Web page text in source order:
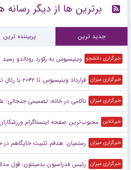
برترین ها از دیگر
جدید ترین پربیننده ترین
خبرگزاری دانشجو وینیسیوس به رکورد رونالدو رسید
خبرگزاری میزان قرارداد وینیسیوس تا ۲۰۳۲ با رئال‌ تمدید شد
خبرگزاری میزان ناکامی در خانه، تصمیمی جنجالی؛ علی‌اف:
خبرانلاین محبوب‌ترین صفحه اینستاگرام
خبرگزاری میزان رستمیان: هدفم تثبیت جایگاهم در جمع برترین‌های جهان
خبرگزاری میزان رئیس فدراسیون بدمینتون: قول مدال نمی‌دهم، اما امیدوارم در ناگویا و داکار